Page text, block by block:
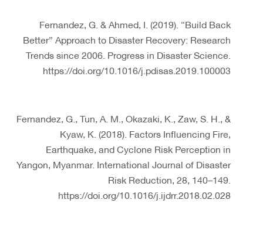
Fernandez, G. & Ahmed, I. (2019). “Build Back
Better” Approach to Disaster Recovery: Research
Trends since 2006. Progress in Disaster Science.
https://doi.org/10.1016/j.pdisas.2019.100003
Fernandez, G., Tun, A. M., Okazaki, K., Zaw, S. H., &
Kyaw, K. (2018). Factors Influencing Fire,
Earthquake, and Cyclone Risk Perception in
Yangon, Myanmar. International Journal of Disaster
Risk Reduction, 28, 140–149.
https://doi.org/10.1016/j.ijdrr.2018.02.028